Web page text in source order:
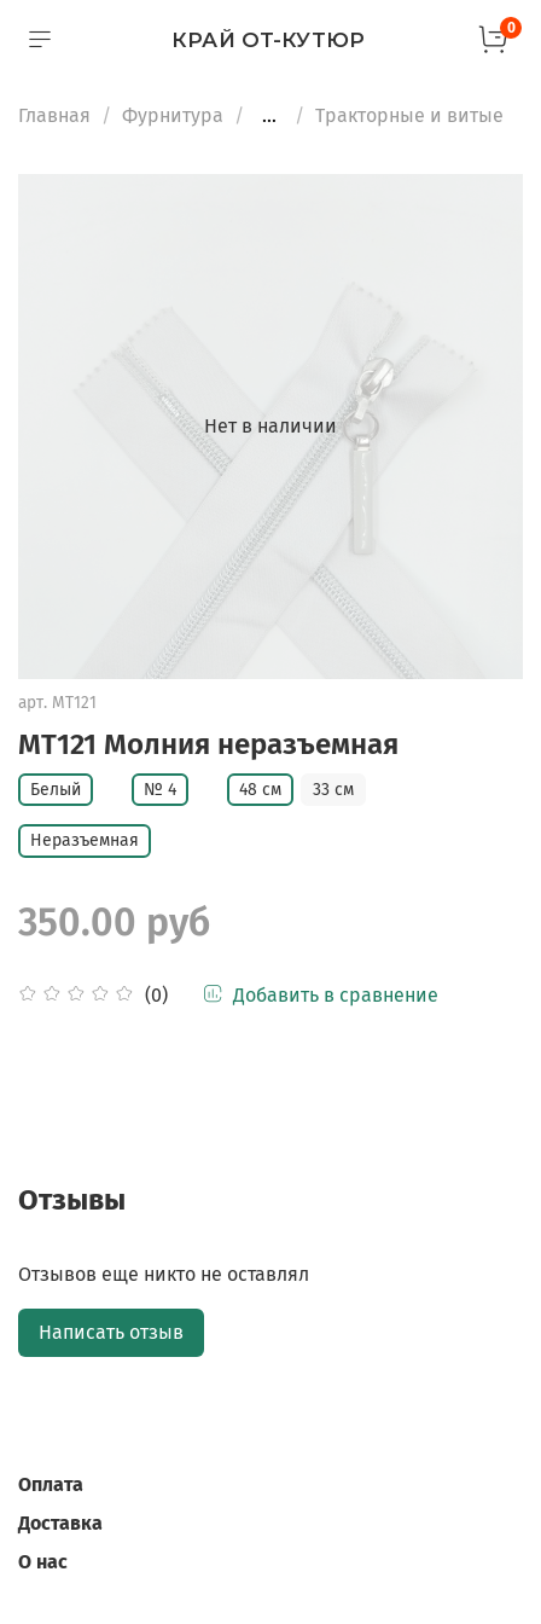
КРАЙ ОТ-КУТЮР 0
Главная Фурнитура ... Тракторные и витые
Нет в наличии
арт. MT121
MT121 Молния неразъемная
(0) Добавить в сравнение
Белый № 4 48 см 33 см
Неразъемная
350.00 руб
Отзывы
Отзывов еще никто не оставлял
Написать отзыв
Оплата
Доставка
О нас